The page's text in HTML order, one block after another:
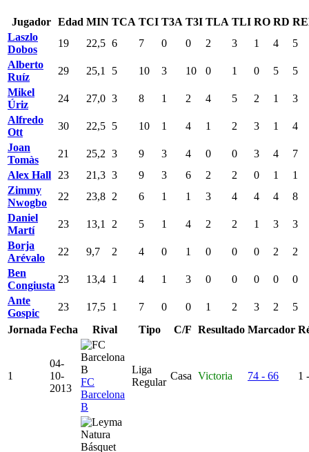
Jugador Edad MIN TCA TCI T3A T3I TLA TLI RO RD
Laszlo
Dobos
19 22,5 6 7 0 0 2 3 1 4
5
Alberto
Ruíz
29 25,1 5 10 3 10 0 1 0 5
5
Mikel
Úriz
24 27,0 3 8 1 2 4 5 2 1
3
Alfredo
Ott
30 22,5 5 10 1 4 1 2 3 1
4
Joan
Tomàs
21 25,2 3 9 3 4 0 0 3 4
7
Alex Hall
23 21,3 3 9 3 6 2 2 0 1
1
Zimmy
Nwogbo
22 23,8 2 6 1 1 3 4 4 4
8
Daniel
Martí
23 13,1 2 5 1 4 2 2 1 3
3
Borja
Arévalo
22 9,7 2 4 0 1 0 0 0 2
2
Ben
Congiusta
23 13,4 1 4 1 3 0 0 0 0
0
Ante
Gospic
23 17,5 1 7 0 0 1 2 3 2
5
Jornada Fecha Rival Tipo C/F Resultado Marcador
1
04-
10-
2013
FC
Barcelona
B
Liga
Regular
Casa Victoria 74 - 66 1